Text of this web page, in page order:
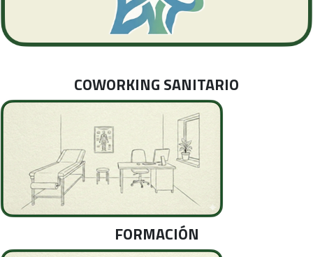
COWORKING SANITARIO
FORMACIÓN